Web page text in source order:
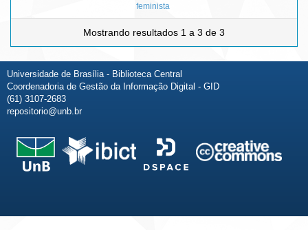
feminista
Mostrando resultados 1 a 3 de 3
Universidade de Brasília - Biblioteca Central
Coordenadoria de Gestão da Informação Digital - GID
(61) 3107-2683
repositorio@unb.br